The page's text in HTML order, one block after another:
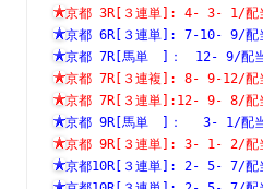
京都 3R[３連単]: 4- 3-
京都 6R[３連単]: 7-10-
京都 7R[馬単　]：　12-
京都 7R[３連複]: 8- 9-
京都 7R[３連単]:12- 9-
京都 9R[馬単　]：　 3- 1/配
京都 9R[３連単]: 3- 1- 2/配当
京都10R[３連単]: 2- 5- 7/